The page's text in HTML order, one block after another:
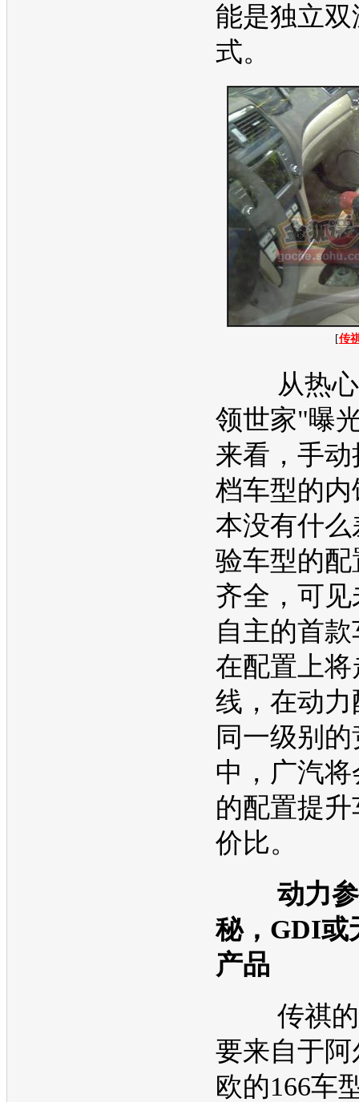
能是独立双
式。
[传
从热心
领世家"曝
来看，手
档车型的
本没有什
验车型的
齐全，可
自主的首
在配置上
线，在动
同一级别
中，广汽
的配置提
价比。
动力
秘，GDI或
产品
传祺的
要来自于
欧的166车